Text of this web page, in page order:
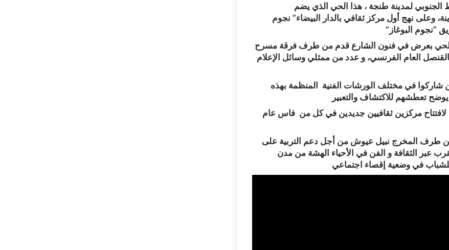
الجنوبي لمدينة طنجة ، هذا الحي الذي يضم
وعلى نهج أول مركز ثقافي بالدار البيضاء” نجوم
البوغاز”
الحي بعرض في فنون الشارع قدم من طرف فرقة مسرح
العام الفرنسي، و عدد من ممثلي وسائل الإعلام
شاركوا في مختلف الورشات الفنية المنظمة بهذه
تعطشهم للاكتشاف والتعبير
مركزين ثقافيين جديدين في كل من فاس عام
بالذكر أن مؤسسة علي زاوا تأسست سنة 2009 من طرف المخرج نبيل عيوش من أجل دعم التربية على
عبر الثقافة و الفن في الأحياء الهشة من مدن
في وضعية إقصاء اجتماعي